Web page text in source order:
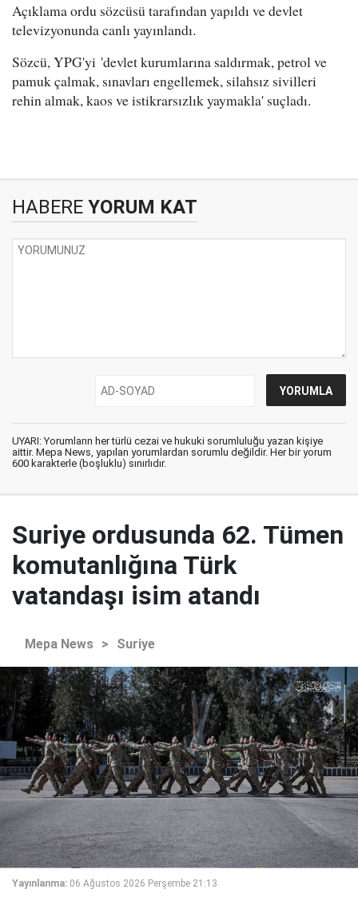
Açıklama ordu sözcüsü tarafından yapıldı ve devlet
televizyonunda canlı yayınlandı.
Sözcü, YPG'yi 'devlet kurumlarına saldırmak, petrol ve
pamuk çalmak, sınavları engellemek, silahsız sivilleri
rehin almak, kaos ve istikrarsızlık yaymakla' suçladı.
HABERE YORUM KAT
UYARI: Yorumların her türlü cezai ve hukuki sorumluluğu yazan kişiye
aittir. Mepa News, yapılan yorumlardan sorumlu değildir. Her bir yorum
600 karakterle (boşluklu) sınırlıdır.
Suriye ordusunda 62. Tümen
komutanlığına Türk
vatandaşı isim atandı
Mepa News > Suriye
Yayınlanma: 06 Ağustos 2026 Perşembe 21:13